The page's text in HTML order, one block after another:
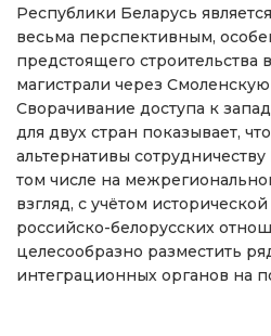
Республики Беларусь
весьма перспективным,
предстоящего строительства
магистрали через
Сворачивание доступа к
для двух стран показывает,
альтернативы
том числе на
взгляд, с учётом
российско-белорусских
целесообразно разместить
интеграционных органов на